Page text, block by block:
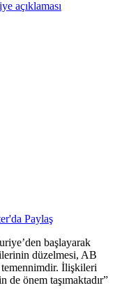
Paylaş
başlayarak
düzelmesi, AB
İlişkileri
önem taşımaktadır”